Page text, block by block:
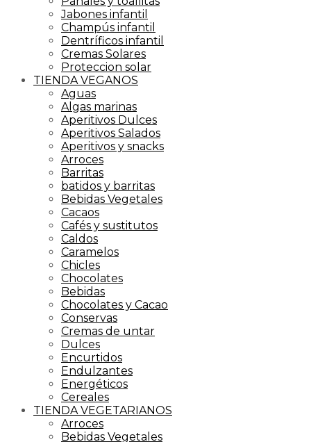
Jabones infantil
Champús infantil
Dentríficos infantil
Cremas Solares
Proteccion solar
TIENDA VEGANOS
Aguas
Algas marinas
Aperitivos Dulces
Aperitivos Salados
Aperitivos y snacks
Arroces
Barritas
batidos y barritas
Bebidas Vegetales
Cacaos
Cafés y sustitutos
Caldos
Caramelos
Chicles
Chocolates
Bebidas
Chocolates y Cacao
Conservas
Cremas de untar
Dulces
Encurtidos
Endulzantes
Energéticos
Cereales
TIENDA VEGETARIANOS
Arroces
Bebidas Vegetales